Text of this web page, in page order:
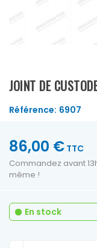
JOINT DE
Référence: 6907
86,00 € TTC
Commandez avant
même !
En stock